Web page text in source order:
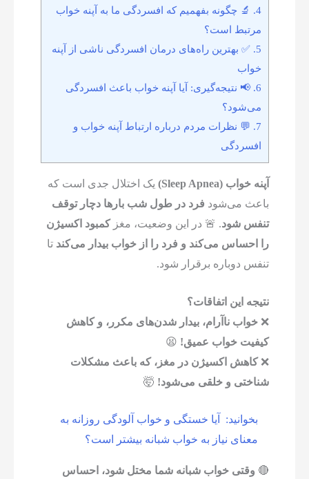
4.
🔬 چگونه بفهمیم که افسردگی ما به آپنه خواب
مرتبط است؟
5. ✅ بهترین راه‌های درمان افسردگی ناشی از آپنه
خواب
6. 📢 نتیجه‌گیری: آیا آپنه خواب باعث افسردگی
می‌شود؟
7. 💬 نظرات مردم درباره ارتباط آپنه خواب و
افسردگی
آپنه خواب (Sleep Apnea)
یک اختلال جدی است که
باعث می‌شود فرد در طول شب بارها دچار توقف
تنفس شود. 🚨 در این وضعیت، مغزکمبود اکسیژن
را احساس می‌کند و فرد را از خواب بیدار می‌کند تا
تنفس دوباره برقرار شود.
نتیجه این اتفاقات؟
❌خواب ناآرام، بیدار شدن‌های مکرر، و کاهش
کیفیت خواب عمیق! 😫
❌کاهش اکسیژن در مغز، که باعث مشکلات
شناختی و خلقی می‌شود! 🤯
بخوانید:
آیا خستگی و خواب آلودگی روزانه به
معنای نیاز به خواب شبانه بیشتر است؟
🔴 وقتی خواب شبانه شما مختل شود، احساس